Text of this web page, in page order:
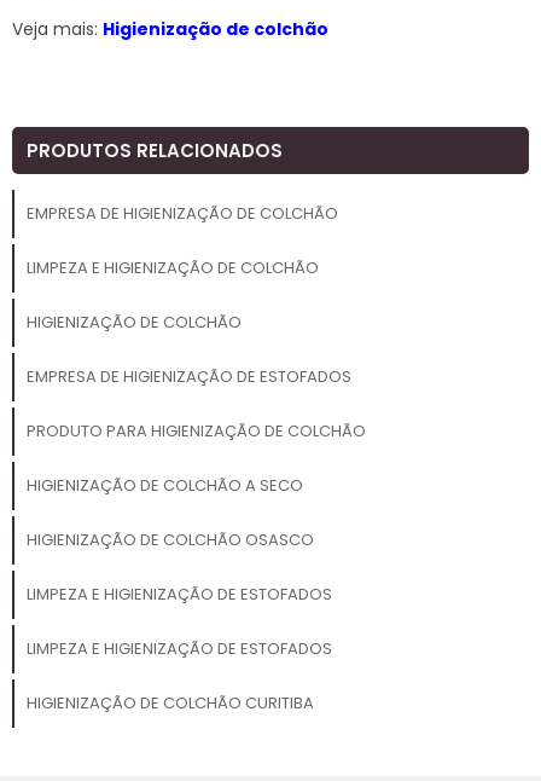
Veja mais: Higienização de colchão
PRODUTOS RELACIONADOS
EMPRESA DE HIGIENIZAÇÃO DE COLCHÃO
LIMPEZA E HIGIENIZAÇÃO DE COLCHÃO
HIGIENIZAÇÃO DE COLCHÃO
EMPRESA DE HIGIENIZAÇÃO DE ESTOFADOS
PRODUTO PARA HIGIENIZAÇÃO DE COLCHÃO
HIGIENIZAÇÃO DE COLCHÃO A SECO
HIGIENIZAÇÃO DE COLCHÃO OSASCO
LIMPEZA E HIGIENIZAÇÃO DE ESTOFADOS
LIMPEZA E HIGIENIZAÇÃO DE ESTOFADOS
HIGIENIZAÇÃO DE COLCHÃO CURITIBA